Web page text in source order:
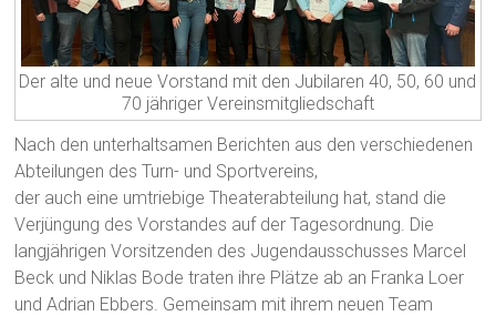
Der alte und neue Vorstand mit den Jubilaren 40, 50, 60 und
70 jähriger Vereinsmitgliedschaft
Nach den unterhaltsamen Berichten aus den verschiedenen
Abteilungen des Turn- und Sportvereins,
der auch eine umtriebige Theaterabteilung hat, stand die
Verjüngung des Vorstandes auf der Tagesordnung. Die
langjährigen Vorsitzenden des Jugendausschusses Marcel
Beck und Niklas Bode traten ihre Plätze ab an Franka Loer
und Adrian Ebbers. Gemeinsam mit ihrem neuen Team